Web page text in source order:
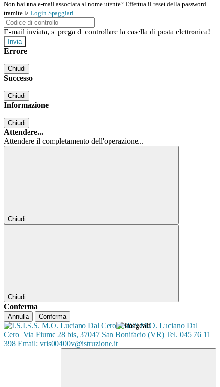
Non hai una e-mail associata al nome utente? Effettua il reset della password
tramite la Login Spaggiari
E-mail inviata, si prega di controllare la casella di posta elettronica!
Errore
Chiudi
Successo
Chiudi
Informazione
Chiudi
Attendere...
Attendere il completamento dell'operazione...
Chiudi
Chiudi
Conferma
Annulla Conferma
ISISS M.O. Luciano Dal
Cero Via Fiume 28 bis, 37047 San Bonifacio (VR) Tel. 045 76 11
398 Email: vris00400v@istruzione.it